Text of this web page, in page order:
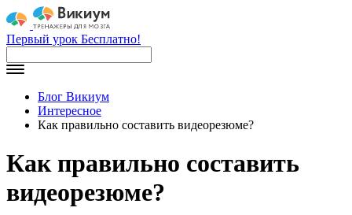
Первый урок Бесплатно!
Блог Викиум
Интересное
Как правильно составить видеорезюме?
Как правильно составить
видеорезюме?